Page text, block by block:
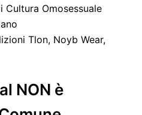
Omosessuale
Tlon, Noyb Wear,
NON è